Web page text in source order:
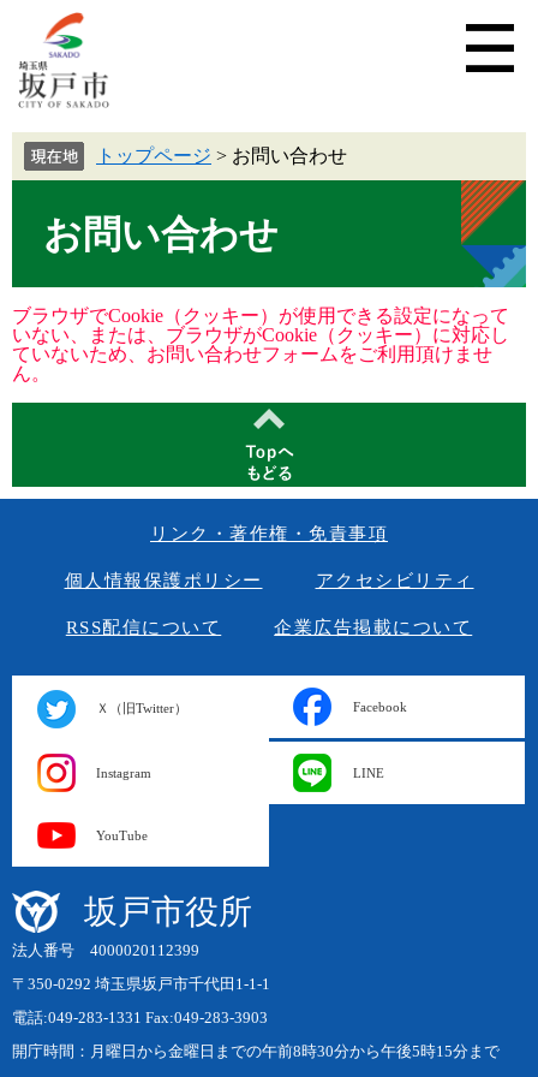
トップページ > お問い合わせ
お問い合わせ
ブラウザでCookie（クッキー）が使用できる設定になって
いない、または、ブラウザがCookie（クッキー）に対応し
ていないため、お問い合わせフォームをご利用頂けませ
ん。
リンク・著作権・免責事項
個人情報保護ポリシー アクセシビリティ
RSS配信について 企業広告掲載について
Ｘ（旧Twitter） Facebook
Instagram LINE
YouTube
坂戸市役所
法人番号 4000020112399
〒350-0292 埼玉県坂戸市千代田1-1-1
電話:049-283-1331 Fax:049-283-3903
開庁時間：月曜日から金曜日までの午前8時30分から午後5時15分まで